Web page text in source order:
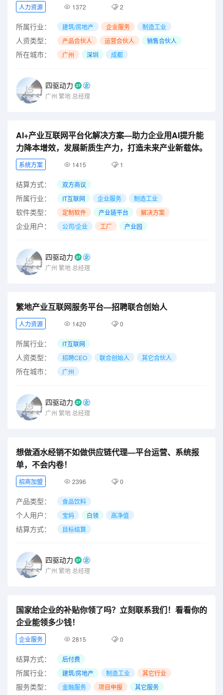
人力资源 1372 2
所属行业： 建筑/房地产 企业服务 制造工业
人资类型： 产品合伙人 运营合伙人 销售合伙人
所在城市： 广州 深圳 成都
四驱动力
广州 繁地 总经理
AI+产业互联网平台化解决方案—助力企业用AI提升能
力降本增效，发展新质生产力，打造未来产业新载体。
系统方案 1415 1
结算方式： 双方商议
所属行业： IT互联网 企业服务 制造工业
软件类型： 定制软件 产业链平台 解决方案
企业用户： 公司/企业 工厂 产业园
四驱动力
广州 繁地 总经理
繁地产业互联网服务平台—招聘联合创始人
人力资源 1420 0
所属行业： IT互联网
人资类型： 招聘CEO 联合创始人 其它合伙人
所在城市： 广州
四驱动力
广州 繁地 总经理
想做酒水经销不如做供应链代理—平台运营、系统报
单，不会内卷！
招商加盟 2396 0
产品类型： 食品饮料
个人用户： 宝妈 白领 高净值
结算方式： 目标结算
四驱动力
广州 繁地 总经理
国家给企业的补贴你领了吗？立刻联系我们！看看你的
企业能领多少钱！
企业服务 2815 0
结算方式： 后付费
所属行业： 建筑/房地产 制造工业 其它行业
服务类型： 金融服务 项目申报 其它服务